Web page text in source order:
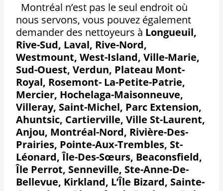
Montréal n’est pas le seul endroit où
nous servons, vous pouvez également
demander des nettoyeurs à Longueuil,
Rive-Sud, Laval, Rive-Nord,
Westmount, West-Island, Ville-Marie,
Sud-Ouest, Verdun, Plateau Mont-
Royal, Rosemont- La-Petite-Patrie,
Mercier, Hochelaga-Maisonneuve,
Villeray, Saint-Michel, Parc Extension,
Ahuntsic, Cartierville, Ville St-Laurent,
Anjou, Montréal-Nord, Rivière-Des-
Prairies, Pointe-Aux-Trembles, St-
Léonard, Île-Des-Sœurs, Beaconsfield,
Île Perrot, Senneville, Ste-Anne-De-
Bellevue, Kirkland, L’Île Bizard, Sainte-